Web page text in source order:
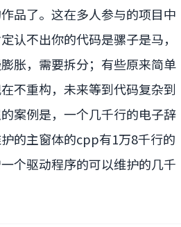
品了。这在多人参与的项目中
认不出你的代码是骡子是马，
胀，需要拆分；有些原来简单
不重构，未来等到代码复杂到
案例是，一个几千行的电子辞
的主窗体的cpp有1万8千行的
个驱动程序的可以维护的几千